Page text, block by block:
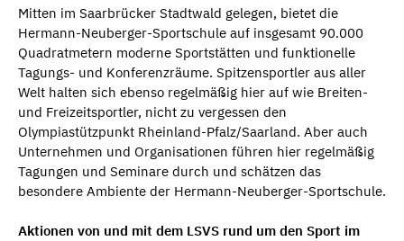
Mitten im Saarbrücker Stadtwald gelegen, bietet die
Hermann-Neuberger-Sportschule auf insgesamt 90.000
Quadratmetern moderne Sportstätten und funktionelle
Tagungs- und Konferenzräume. Spitzensportler aus aller
Welt halten sich ebenso regelmäßig hier auf wie Breiten-
und Freizeitsportler, nicht zu vergessen den
Olympiastützpunkt Rheinland-Pfalz/Saarland. Aber auch
Unternehmen und Organisationen führen hier regelmäßig
Tagungen und Seminare durch und schätzen das
besondere Ambiente der Hermann-Neuberger-Sportschule.
Aktionen von und mit dem LSVS rund um den Sport im